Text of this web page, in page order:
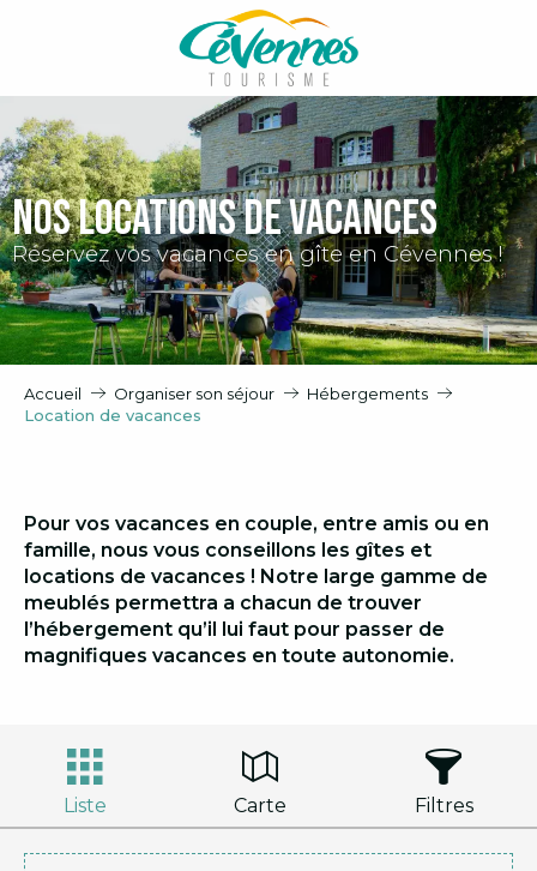
principal
Nos locations de vacances
Réservez vos vacances en gîte en Cévennes !
Accueil Organiser son séjour
Hébergements
Location de vacances
Pour vos vacances en couple, entre amis ou en
famille, nous vous conseillons les gîtes et
locations de vacances ! Notre large gamme de
meublés permettra a chacun de trouver
l’hébergement qu’il lui faut pour passer de
magnifiques vacances en toute autonomie.
Liste Carte Filtres